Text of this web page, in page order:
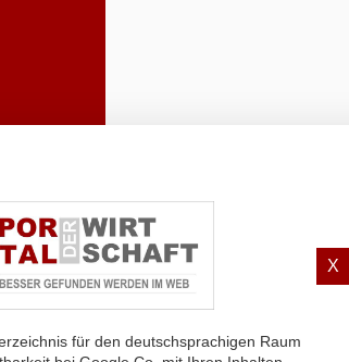
X
für den deutschsprachigen Raum